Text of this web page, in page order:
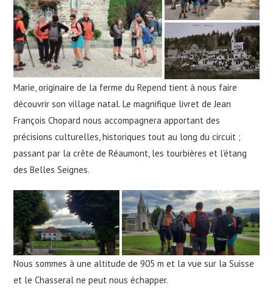
Marie, originaire de la ferme du Repend tient à nous faire
découvrir son village natal. Le magnifique livret de Jean
François Chopard nous accompagnera apportant des
précisions culturelles, historiques tout au long du circuit ;
passant par la crête de Réaumont, les tourbières et l’étang
des Belles Seignes.
Nous sommes à une altitude de 905 m et la vue sur la Suisse
et le Chasseral ne peut nous échapper.